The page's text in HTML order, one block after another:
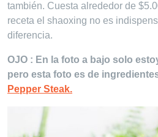
también. Cuesta alrededor de
receta el shaoxing no es
diferencia.
OJO : En la foto a bajo solo
pero esta foto es de
Pepper Steak.